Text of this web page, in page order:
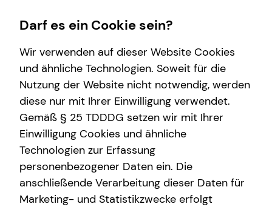
Betriebliche Altersvorsorge
Arbeitnehmende
Anforderungen für Unrternehmen
bAV-Bausteine für Unternehmen
Unternehmen
Service
Kundenportal
Schadenabwicklung
Wissenswertes
Interview
Über mich
Über tecis
Finanzberatung
Videoberatung
Altersvorsorge
Spezialisten-Netzwerk
Karriere-Infos
Initiativbewerbung
Darf es ein Cookie sein?
Wir verwenden auf dieser Website Cookies
und ähnliche Technologien. Soweit für die
Nutzung der Website nicht notwendig, werden
diese nur mit Ihrer Einwilligung verwendet.
Gemäß § 25 TDDDG setzen wir mit Ihrer
Einwilligung Cookies und ähnliche
Technologien zur Erfassung
personenbezogener Daten ein. Die
anschließende Verarbeitung dieser Daten für
Marketing- und Statistikzwecke erfolgt